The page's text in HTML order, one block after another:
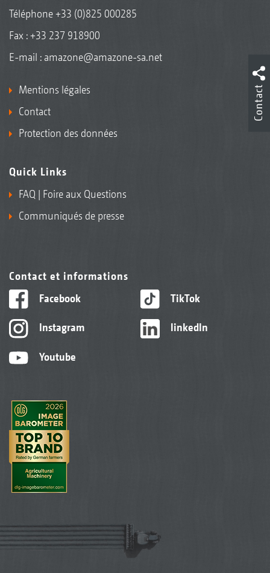
Téléphone+33 (0)825 000285
Fax : +33 237 918900
E-mail : amazone@amazone-sa.net
Mentions légales
Contact
Protection des données
Quick Links
FAQ | Foire aux Questions
Communiqués de presse
Contact et informations
Facebook
Instagram
Youtube
TikTok
linkedIn
Contact